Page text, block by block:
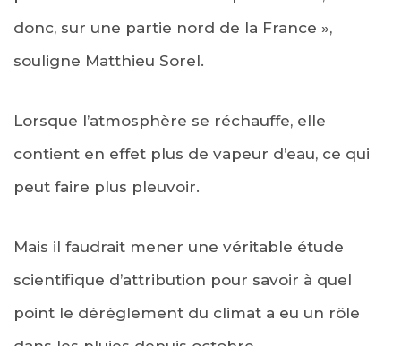
donc, sur une partie nord de la France »,
souligne Matthieu Sorel.
Lorsque l’atmosphère se réchauffe, elle
contient en effet plus de vapeur d’eau, ce qui
peut faire plus pleuvoir.
Mais il faudrait mener une véritable étude
scientifique d’attribution pour savoir à quel
point le dérèglement du climat a eu un rôle